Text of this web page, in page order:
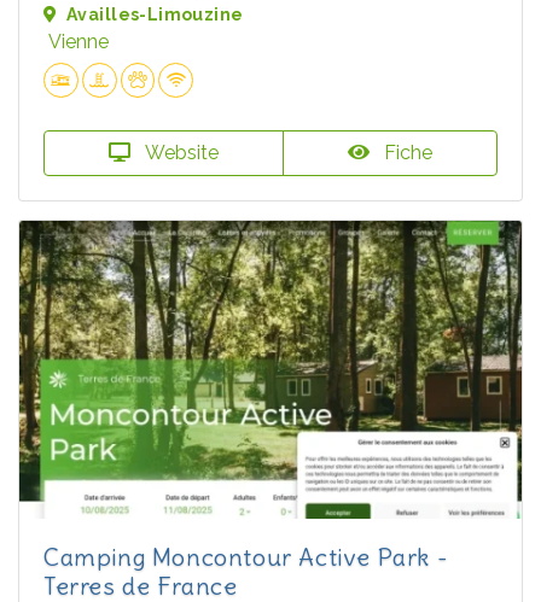
Availles-Limouzine
Vienne
Website Fiche
Camping Moncontour Active Park -
Terres de France